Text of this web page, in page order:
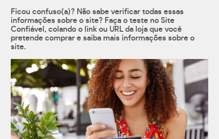
Ficou confuso(a)? Não sabe verificar todas essas
informações sobre o site? Faça o teste no Site
Confiável, colando o link ou URL da loja que você
pretende comprar e saiba mais informações sobre o
site.